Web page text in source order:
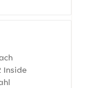
Inside